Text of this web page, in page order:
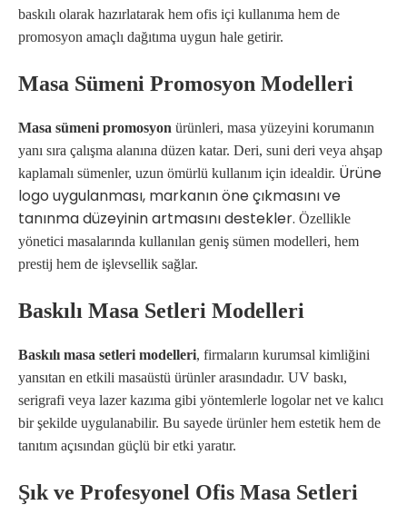
baskılı olarak hazırlatarak hem ofis içi kullanıma hem de
promosyon amaçlı dağıtıma uygun hale getirir.
Masa Sümeni Promosyon Modelleri
Masa sümeni promosyon ürünleri, masa yüzeyini korumanın
yanı sıra çalışma alanına düzen katar. Deri, suni deri veya ahşap
kaplamalı sümenler, uzun ömürlü kullanım için idealdir. Ürüne
logo uygulanması, markanın öne çıkmasını ve
tanınma düzeyinin artmasını destekler. Özellikle
yönetici masalarında kullanılan geniş sümen modelleri, hem
prestij hem de işlevsellik sağlar.
Baskılı Masa Setleri Modelleri
Baskılı masa setleri modelleri, firmaların kurumsal kimliğini
yansıtan en etkili masaüstü ürünler arasındadır. UV baskı,
serigrafi veya lazer kazıma gibi yöntemlerle logolar net ve kalıcı
bir şekilde uygulanabilir. Bu sayede ürünler hem estetik hem de
tanıtım açısından güçlü bir etki yaratır.
Şık ve Profesyonel Ofis Masa Setleri